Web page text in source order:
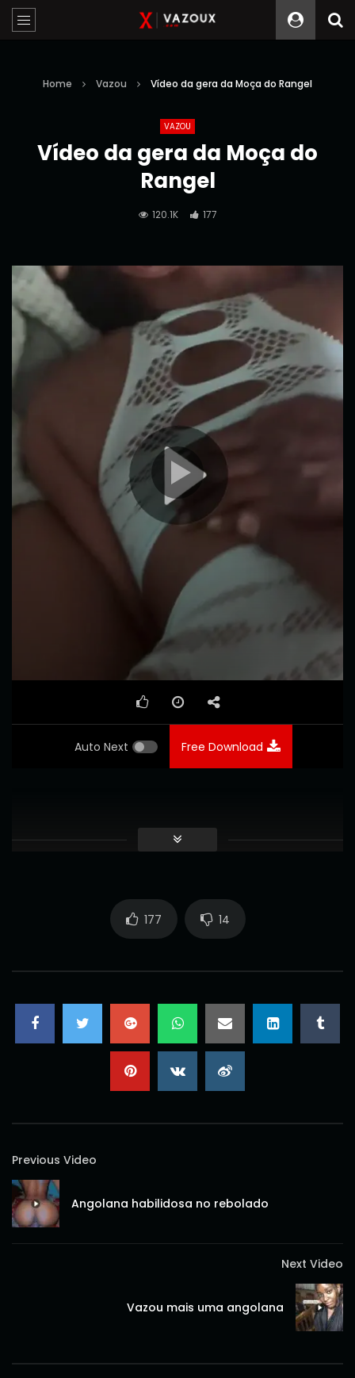
Home Vazou Vídeo da gera da Moça do Rangel
VAZOU
Vídeo da gera da Moça do
Rangel
120.1K 177
vídeo
Auto Next Free Download
177 14
Previous Video
Angolana habilidosa no rebolado
Next Video
Vazou mais uma angolana